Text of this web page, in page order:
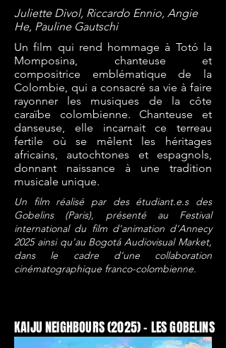
Juliette Divol, Riccardo Ennio, Angie
He, Pauline Gautschi
Un film qui rend hommage à Totó la
Momposina, chanteuse et
compositrice emblématique de la
Colombie, qui a consacré sa vie à faire
rayonner les musiques de la côte
caraïbe colombienne. Chanteuse et
danseuse, elle incarnait ce terreau
fertile où se mêlent les héritages
africains, autochtones et espagnols,
donnant naissance à une tradition
musicale unique.
Un film réalisé par des étudiant.e.s des
Gobelins (Paris), présenté au Festival
international du film d'animation d'Annecy
2025 ainsi qu’au Bogotá Audiovisual Market,
dans le cadre d’une collaboration
cinématographique franco-colombienne.
KAIJU NEIGHBOURS (2025) - LES GOBELINS